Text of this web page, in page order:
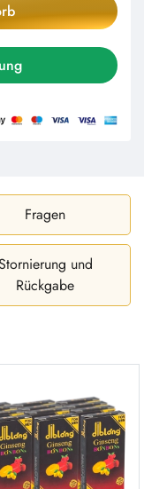
Fragen
und
Rückgabe